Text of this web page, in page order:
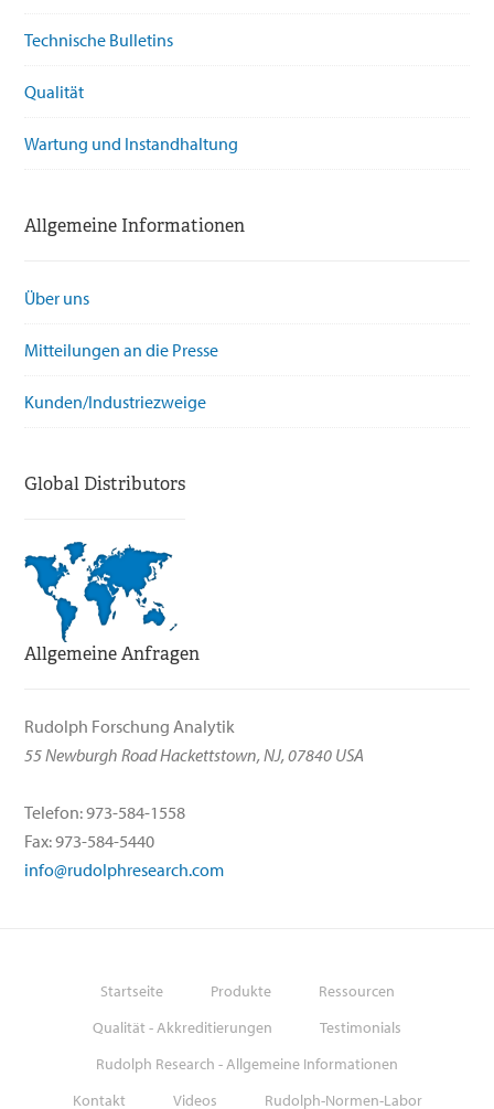
Technische Bulletins
Qualität
Wartung und Instandhaltung
Allgemeine Informationen
Über uns
Mitteilungen an die Presse
Kunden/Industriezweige
Global Distributors
Allgemeine Anfragen
Rudolph Forschung Analytik
55 Newburgh Road Hackettstown, NJ, 07840 USA
Telefon: 973-584-1558
Fax: 973-584-5440
info@rudolphresearch.com
Startseite Produkte
Ressourcen
Qualität - Akkreditierungen
Testimonials
Rudolph Research - Allgemeine Informationen
Kontakt
Videos Rudolph-Normen-Labor